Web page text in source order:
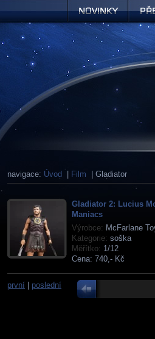
navigace: Úvod Film | Gladiator
Gladiator 2: Lucius
Maniacs
Výrobce: McFarlane
Kategorie: soška
Měřítko: 1/12
Cena: 740,- Kč
první poslední